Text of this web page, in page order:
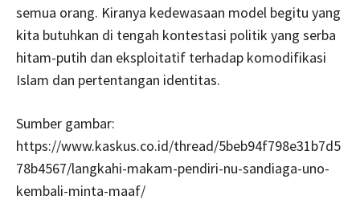
semua orang. Kiranya kedewasaan model begitu yang
kita butuhkan di tengah kontestasi politik yang serba
hitam-putih dan eksploitatif terhadap komodifikasi
Islam dan pertentangan identitas.
Sumber gambar:
https://www.kaskus.co.id/thread/5beb94f798e31b7d5
78b4567/langkahi-makam-pendiri-nu-sandiaga-uno-
kembali-minta-maaf/